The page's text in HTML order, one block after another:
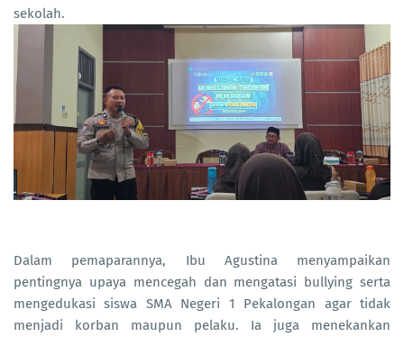
sekolah.
Dalam pemaparannya, Ibu Agustina menyampaikan
pentingnya upaya mencegah dan mengatasi bullying serta
mengedukasi siswa SMA Negeri 1 Pekalongan agar tidak
menjadi korban maupun pelaku. Ia juga menekankan